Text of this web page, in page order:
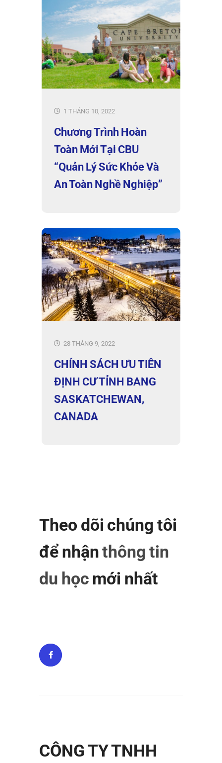
1 THÁNG 10, 2022
Chương Trình Hoàn
Toàn Mới Tại CBU
“Quản Lý Sức Khỏe Và
An Toàn Nghề Nghiệp”
28 THÁNG 9, 2022
CHÍNH SÁCH ƯU TIÊN
ĐỊNH CƯ TỈNH BANG
SASKATCHEWAN,
CANADA
Theo dõi chúng tôi
để nhậnthông tin
du học mới nhất
CÔNG TY TNHH